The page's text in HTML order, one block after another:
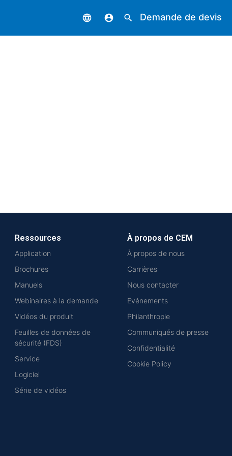
language account_circle search Demande de devis
Ressources
Application
Brochures
Manuels
Webinaires à la demande
Vidéos du produit
Feuilles de données de
sécurité (FDS)
Service
Logiciel
Série de vidéos
À propos de CEM
À propos de nous
Carrières
Nous contacter
Evénements
Philanthropie
Communiqués de presse
Confidentialité
Cookie Policy